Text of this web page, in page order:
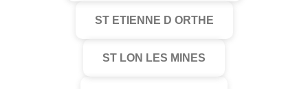
ST ETIENNE D ORTHE
ST LON LES MINES